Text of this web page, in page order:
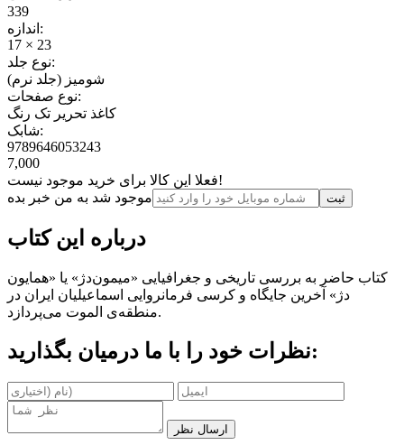
339
اندازه:
17 × 23
نوع جلد:
شومیز (جلد نرم)
نوع صفحات:
کاغذ تحریر تک رنگ
شابک:
9789646053243
7,000
فعلا این کالا برای خرید موجود نیست!
موجود شد به من خبر بده
ثبت‌
درباره این کتاب
کتاب حاضر به بررسی تاریخی و جغرافیایی «میمون‌دژ» یا «همایون
دژ» آخرین جایگاه و کرسی فرمانروایی اسماعیلیان ایران در
منطقه‌ی الموت می‌پردازد.
نظرات خود را با ما درمیان بگذارید:
ارسال نظر